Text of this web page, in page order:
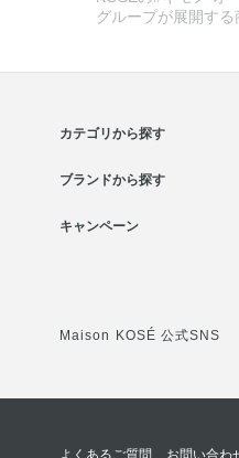
グループが展開する
カテゴリから探す
ブランドから探す
キャンペーン
Maison KOSÉ 公式SNS
よくあるご質問 お問い合わ